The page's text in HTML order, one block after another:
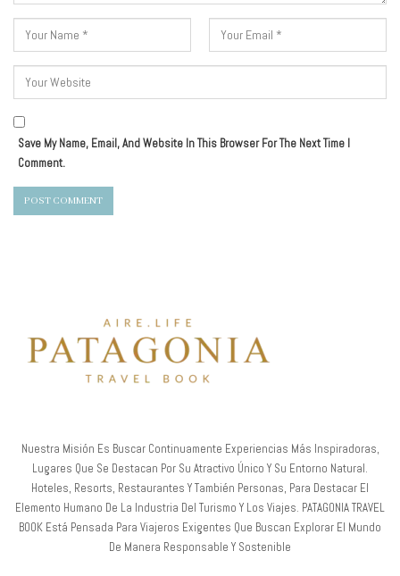
Save My Name, Email, And Website In This Browser For The Next Time I
Comment.
Nuestra Misión Es Buscar Continuamente Experiencias Más Inspiradoras,
Lugares Que Se Destacan Por Su Atractivo Único Y Su Entorno Natural.
Hoteles, Resorts, Restaurantes Y También Personas, Para Destacar El
Elemento Humano De La Industria Del Turismo Y Los Viajes. PATAGONIA TRAVEL
BOOK Está Pensada Para Viajeros Exigentes Que Buscan Explorar El Mundo
De Manera Responsable Y Sostenible